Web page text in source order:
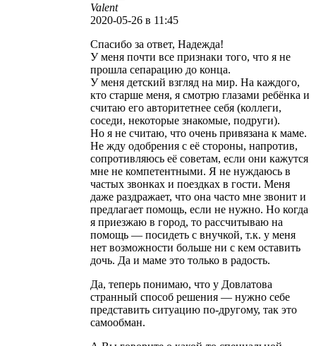
Valent
2020-05-26 в 11:45
Спасибо за ответ, Надежда!
У меня почти все признаки того, что я не
прошла сепарацию до конца.
У меня детский взгляд на мир. На каждого,
кто старше меня, я смотрю глазами ребёнка и
считаю его авторитетнее себя (коллеги,
соседи, некоторые знакомые, подруги).
Но я не считаю, что очень привязана к маме.
Не жду одобрения с её стороны, напротив,
сопротивляюсь её советам, если они кажутся
мне не компетентными. Я не нуждаюсь в
частых звонках и поездках в гости. Меня
даже раздражает, что она часто мне звонит и
предлагает помощь, если не нужно. Но когда
я приезжаю в город, то рассчитываю на
помощь — посидеть с внучкой, т.к. у меня
нет возможности больше ни с кем оставить
дочь. Да и маме это только в радость.
Да, теперь понимаю, что у Довлатова
странный способ решения — нужно себе
представить ситуацию по-другому, так это
самообман.